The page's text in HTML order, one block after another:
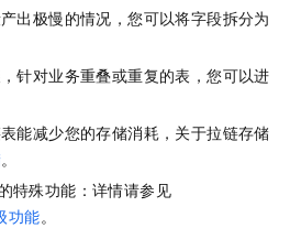
出极慢的情况，您可以将字段拆分为
针对业务重叠或重复的表，您可以进
能减少您的存储消耗 ，关于拉链存储
。
特殊功能 ：详情请参见
功能。